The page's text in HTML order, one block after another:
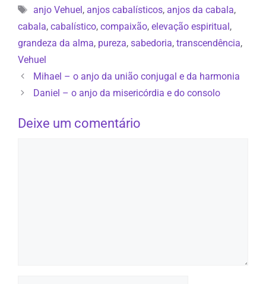
Tags
anjo Vehuel , anjos cabalísticos, anjos da cabala,
cabala, cabalístico, compaixão, elevação espiritual ,
grandeza da alma, pureza, sabedoria, transcendência,
Vehuel
Mihael – o anjo da união conjugal e da harmonia
Daniel – o anjo da misericórdia e do consolo
Deixe um comentário